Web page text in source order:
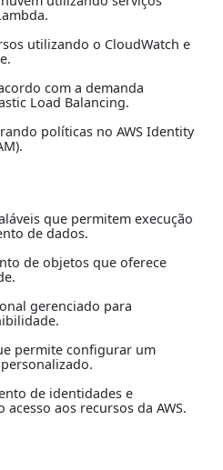
utilizando o CloudWatch e
com a demanda
Load Balancing.
políticas no AWS Identity
que permitem execução
de dados.
de objetos que oferece
gerenciado para
permite configurar um
de identidades e
aos recursos da AWS.